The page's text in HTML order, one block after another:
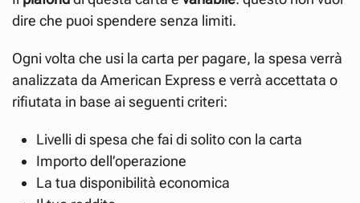
dire che puoi spendere senza limiti.
Ogni volta che usi la carta per pagare, la spesa verrà
analizzata da American Express e verrà accettata o
rifiutata in base ai seguenti criteri:
Livelli di spesa che fai di solito con la carta
Importo dell’operazione
La tua disponibilità economica